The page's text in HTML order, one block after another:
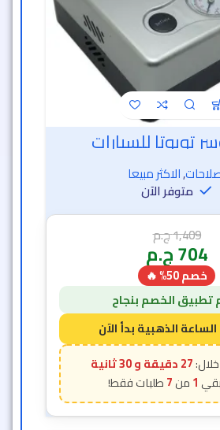
تويوتا للسيارات
,الاكثر مبيعا
متوفر الآن
1,409ج.م
704ج.م
خصم 50% 🔥
27 دقيقة و 26 ثانية
1
7